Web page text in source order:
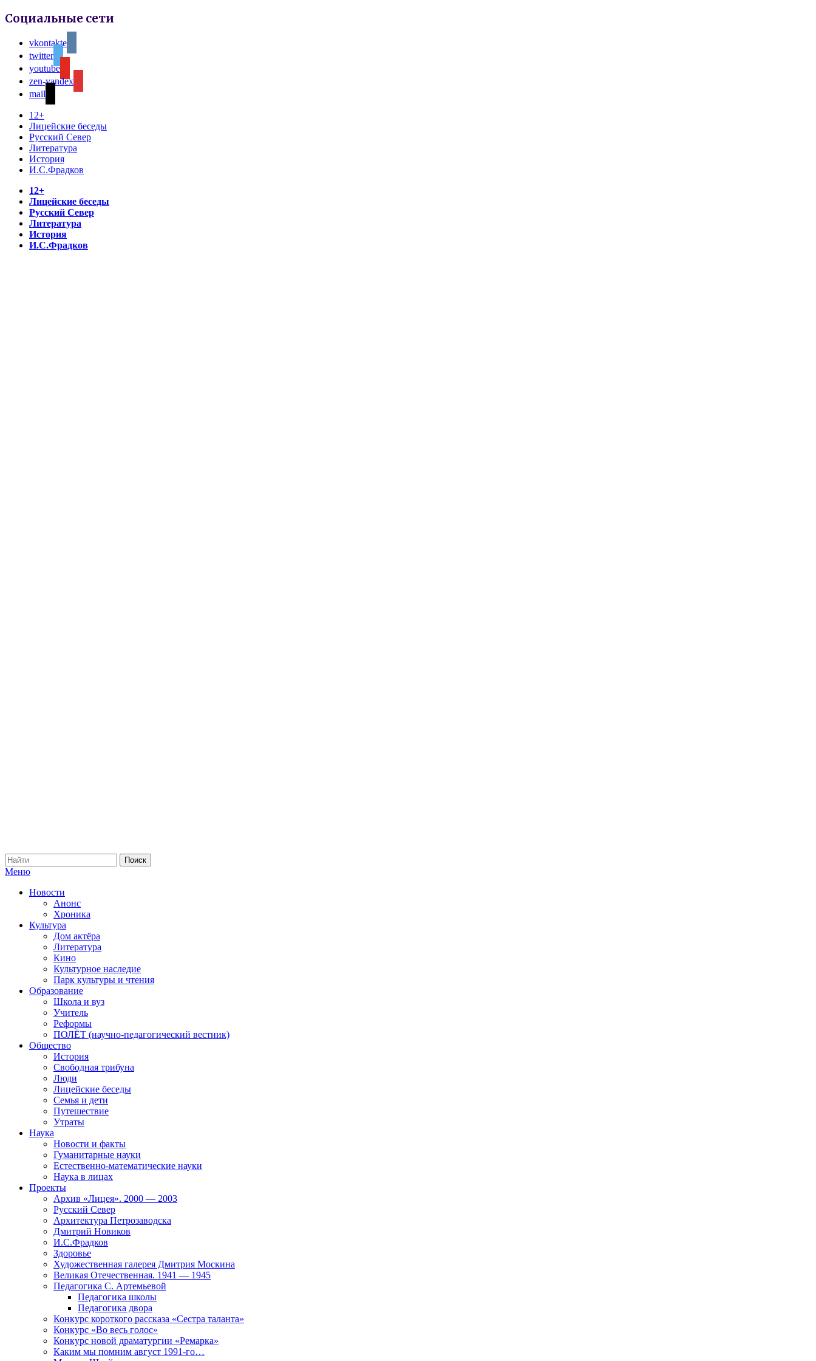
Социальные сети
vkontakte
twitter
youtube
zen-yandex
mail
12+
Лицейские беседы
Русский Север
Литература
История
И.С.Фрадков
12+
Лицейские беседы
Русский Север
Литература
История
И.С.Фрадков
Меню
Новости
Анонс
Хроника
Культура
Дом актёра
Литература
Кино
Культурное наследие
Парк культуры и чтения
Образование
Школа и вуз
Учитель
Реформы
ПОЛЁТ (научно-педагогический вестник)
Общество
История
Свободная трибуна
Люди
Лицейские беседы
Семья и дети
Путешествие
Утраты
Наука
Новости и факты
Гуманитарные науки
Естественно-математические науки
Наука в лицах
Проекты
Архив «Лицея». 2000 — 2003
Русский Север
Архитектура Петрозаводска
Дмитрий Новиков
И.С.Фрадков
Здоровье
Художественная галерея Дмитрия Москина
Великая Отечественная. 1941 — 1945
Педагогика С. Артемьевой
Педагогика школы
Педагогика двора
Конкурс короткого рассказа «Сестра таланта»
Конкурс «Во весь голос»
Конкурс новой драматургии «Ремарка»
Каким мы помним август 1991-го…